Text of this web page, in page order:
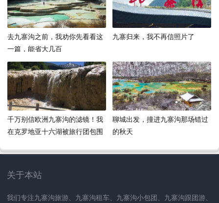
去九寨沟之前，我劝你先看看这
一篇，能省大几百
九寨归来，我不再信照片了
千万别信欧洲九寨沟的滤镜！我
在克罗地亚十六湖被旅行团包围
聊城出发，撞进九寨沟那场错过
的秋天
关于本站
我们专注九寨沟旅游、九寨沟租车、九寨沟小包团、九寨沟跟团游、